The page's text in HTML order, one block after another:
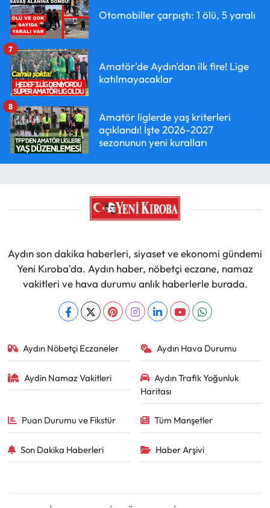
Otomobiller çarpıştı: 1 ölü, 5 yaralı
Amatör'de Aydın'dan ilk fire! Lige
katılmayacaklar
7
Amatör liglerde yaş kriterleri
açıklandı! İşte 2026-2027
sezonunun yeni kuralları
8
Aydın son dakika haberleri, siyaset ve ekonomi gündemi
Yeni Kıroba'da. Aydın haber, nöbetçi eczane, namaz
vakitleri ve hava durumu anlık haberlerle burada.
Aydın Nöbetçi Eczaneler Aydın Hava Durumu
Aydin Namaz Vakitleri
Aydın Trafik Yoğunluk
Haritası
Puan Durumu ve Fikstür Tüm Manşetler
Son Dakika Haberleri Haber Arşivi